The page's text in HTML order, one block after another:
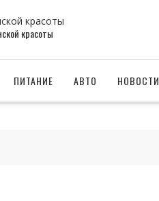
красоты
ПИТАНИЕ АВТО НОВОСТИ